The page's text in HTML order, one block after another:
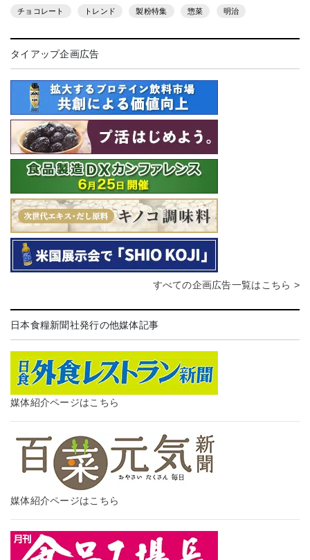
チョコレート トレンド 製粉特集 惣菜 明治
タイアップ企画広告
すべての企画広告一覧はこちら >
日本食糧新聞社発行の他媒体記事
媒体紹介ページはこちら
媒体紹介ページはこちら